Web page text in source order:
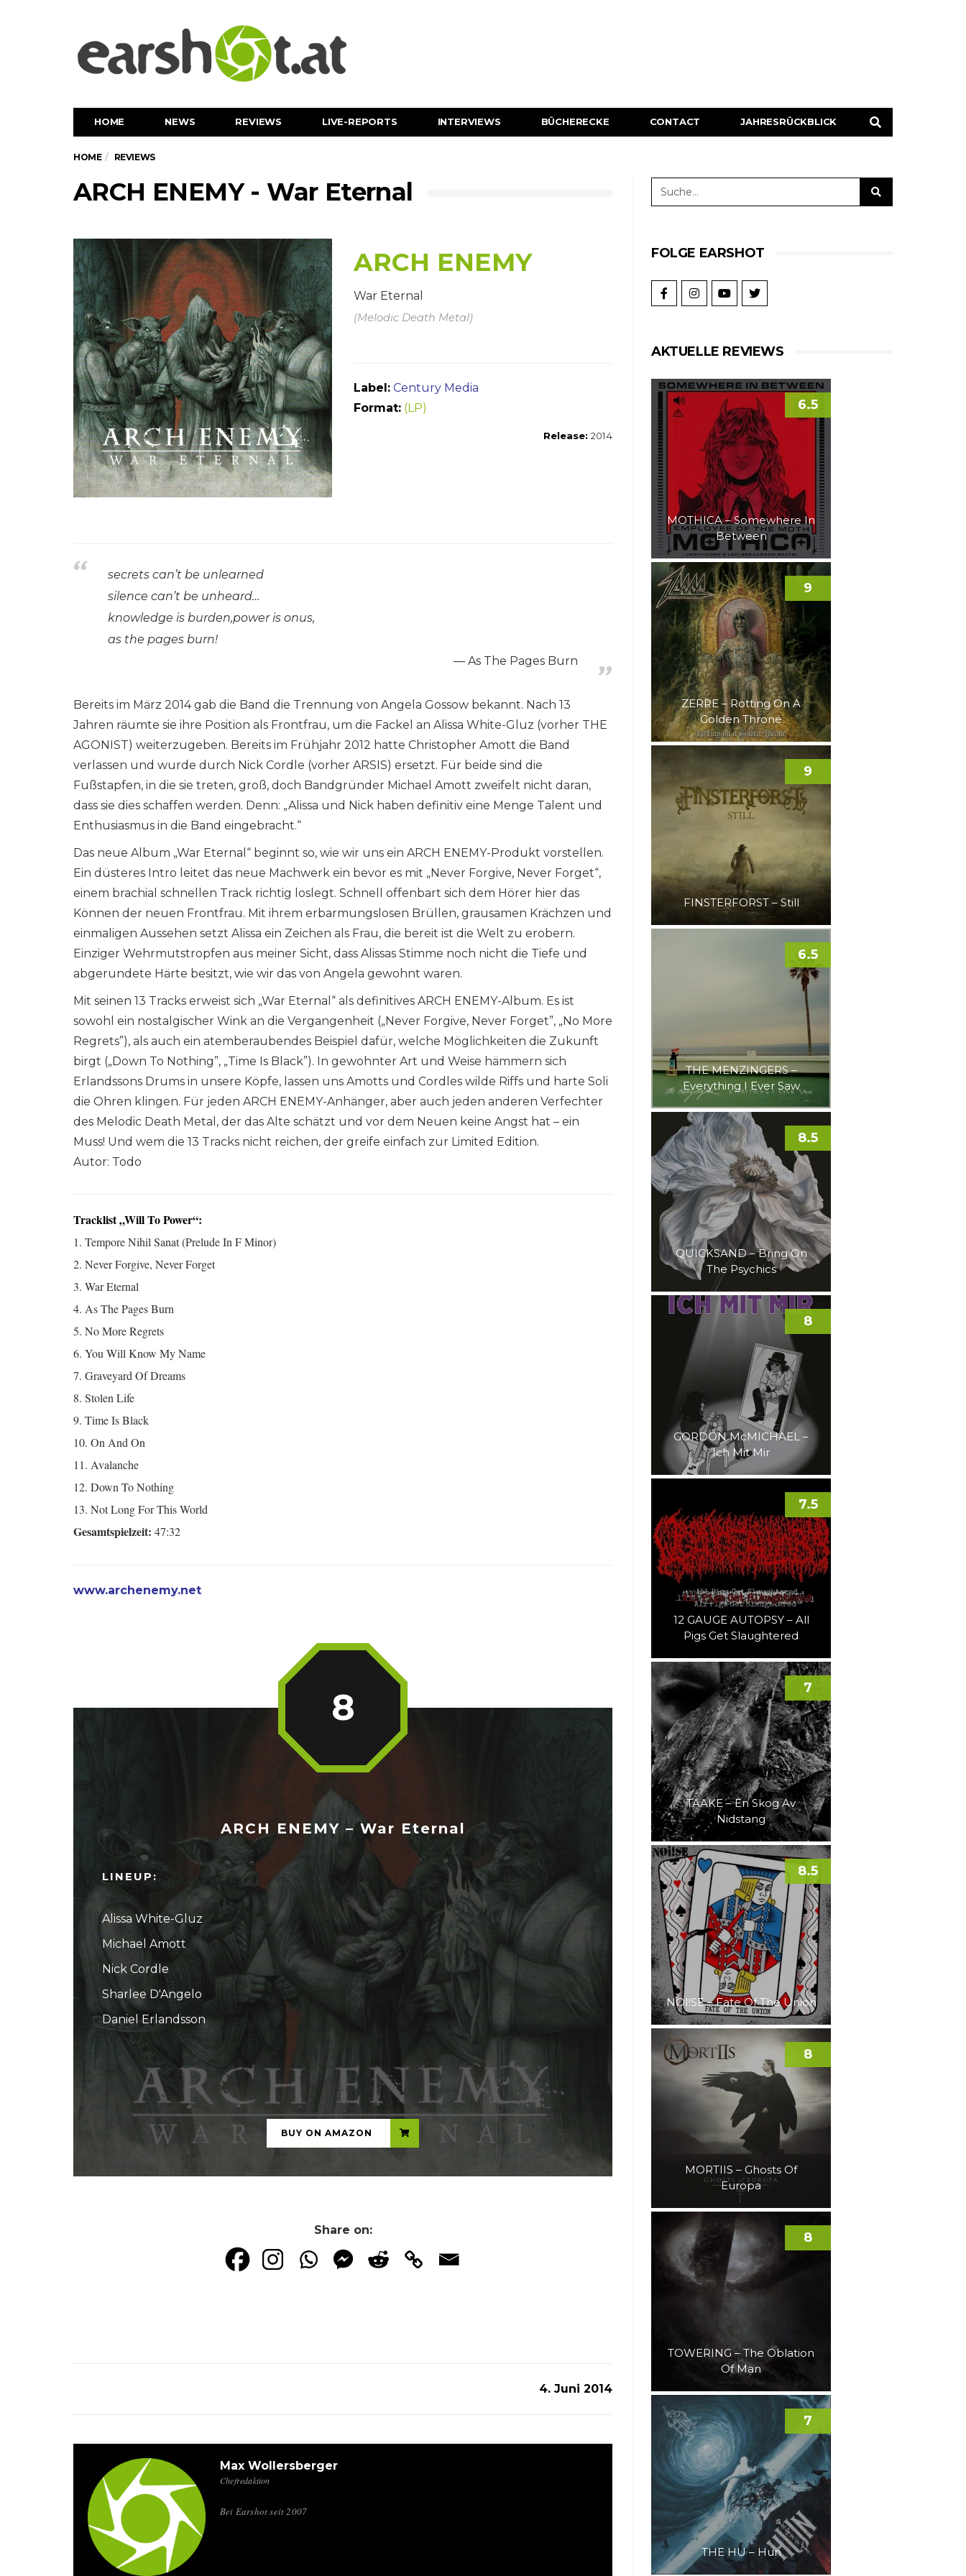
HOME NEWS REVIEWS LIVE-REPORTS INTERVIEWS BÜCHERECKE CONTACT JAHRESRÜCKBLICK
HOME REVIEWS
ARCH ENEMY - War Eternal
ARCH ENEMY
War Eternal
(Melodic Death Metal)
Label: Century Media
Format: (LP)
Release: 2014
secrets can’t be unlearned
silence can’t be unheard…
knowledge is burden,power is onus,
as the pages burn!
As The Pages Burn
Bereits im März 2014 gab die Band die Trennung von Angela Gossow bekannt. Nach 13
Jahren räumte sie ihre Position als Frontfrau, um die Fackel an Alissa White-Gluz (vorher THE
AGONIST) weiterzugeben. Bereits im Frühjahr 2012 hatte Christopher Amott die Band
verlassen und wurde durch Nick Cordle (vorher ARSIS) ersetzt. Für beide sind die
Fußstapfen, in die sie treten, groß, doch Bandgründer Michael Amott zweifelt nicht daran,
dass sie dies schaffen werden. Denn: „Alissa und Nick haben definitiv eine Menge Talent und
Enthusiasmus in die Band eingebracht.“
Das neue Album „War Eternal“ beginnt so, wie wir uns ein ARCH ENEMY-Produkt vorstellen.
Ein düsteres Intro leitet das neue Machwerk ein bevor es mit „Never Forgive, Never Forget“,
einem brachial schnellen Track richtig loslegt. Schnell offenbart sich dem Hörer hier das
Können der neuen Frontfrau. Mit ihrem erbarmungslosen Brüllen, grausamen Krächzen und
einmaligen Aussehen setzt Alissa ein Zeichen als Frau, die bereit ist die Welt zu erobern.
Einziger Wehrmutstropfen aus meiner Sicht, dass Alissas Stimme noch nicht die Tiefe und
abgerundete Härte besitzt, wie wir das von Angela gewohnt waren.
Mit seinen 13 Tracks erweist sich „War Eternal“ als definitives ARCH ENEMY-Album. Es ist
sowohl ein nostalgischer Wink an die Vergangenheit („Never Forgive, Never Forget”, „No More
Regrets”), als auch ein atemberaubendes Beispiel dafür, welche Möglichkeiten die Zukunft
birgt („Down To Nothing”, „Time Is Black”). In gewohnter Art und Weise hämmern sich
Erlandssons Drums in unsere Köpfe, lassen uns Amotts und Cordles wilde Riffs und harte Soli
die Ohren klingen. Für jeden ARCH ENEMY-Anhänger, aber auch jeden anderen Verfechter
des Melodic Death Metal, der das Alte schätzt und vor dem Neuen keine Angst hat – ein
Muss! Und wem die 13 Tracks nicht reichen, der greife einfach zur Limited Edition.
Autor: Todo
Tracklist „Will To Power“:
1. Tempore Nihil Sanat (Prelude In F Minor)
2. Never Forgive, Never Forget
3. War Eternal
4. As The Pages Burn
5. No More Regrets
6. You Will Know My Name
7. Graveyard Of Dreams
8. Stolen Life
9. Time Is Black
10. On And On
11. Avalanche
12. Down To Nothing
13. Not Long For This World
Gesamtspielzeit: 47:32
www.archenemy.net
ARCH ENEMY – War Eternal
LINEUP:
Alissa White-Gluz
Michael Amott
Nick Cordle
Sharlee D'Angelo
Daniel Erlandsson
8
...
BUY ON AMAZON
Share on:
4. Juni 2014
Max Wollersberger
Chefredaktion
Bei Earshot seit 2007
FOLGE EARSHOT
AKTUELLE REVIEWS
MOTHICA – Somewhere In
Between
6.5
ZERRE – Rotting On A
Golden Throne
9
FINSTERFORST – Still
9
THE MENZINGERS –
Everything I Ever Saw
6.5
QUICKSAND – Bring On
The Psychics
8.5
GORDON McMICHAEL –
Ich Mit Mir
8
12 GAUGE AUTOPSY – All
Pigs Get Slaughtered
7.5
TAAKE – En Skog Av
Nidstang
7
NOI!SE – Fate Of The Union
8.5
MORTIIS – Ghosts Of
Europa
8
TOWERING – The Oblation
Of Man
8
THE HU – Hun
7